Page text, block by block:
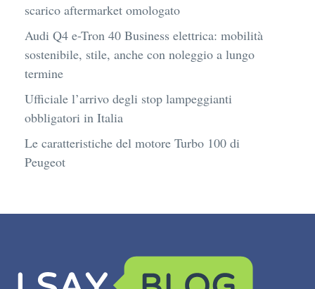
scarico aftermarket omologato
Audi Q4 e-Tron 40 Business elettrica: mobilità
sostenibile, stile, anche con noleggio a lungo
termine
Ufficiale l’arrivo degli stop lampeggianti
obbligatori in Italia
Le caratteristiche del motore Turbo 100 di
Peugeot